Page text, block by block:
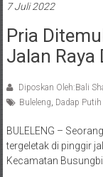
7 Juli 2022
Pria
Jalan Raya
Diposkan Oleh:Bali
Buleleng, Dadap Putih
BULELENG –
tergeletak di pinggir
Kecamatan